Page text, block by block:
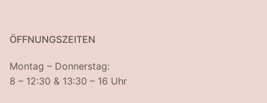
ÖFFNUNGSZEITEN
Montag – Donnerstag:
8 – 12:30 & 13:30 – 16 Uhr